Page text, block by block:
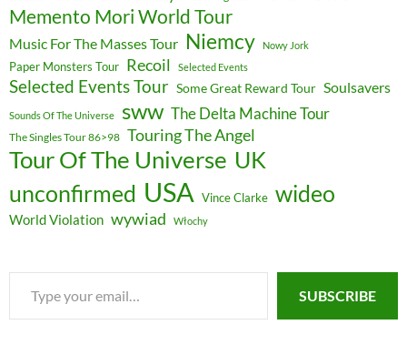
Memento Mori World Tour
Music For The Masses Tour Niemcy Nowy Jork
Paper Monsters Tour Recoil Selected Events
Selected Events Tour Some Great Reward Tour Soulsavers
Sounds Of The Universe sww The Delta Machine Tour
The Singles Tour 86>98 Touring The Angel
Tour Of The Universe UK
unconfirmed USA Vince Clarke wideo
World Violation wywiad Włochy
SUBSCRIBE